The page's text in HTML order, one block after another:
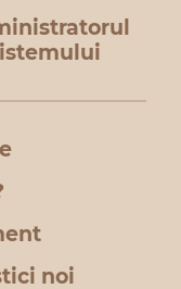
noi